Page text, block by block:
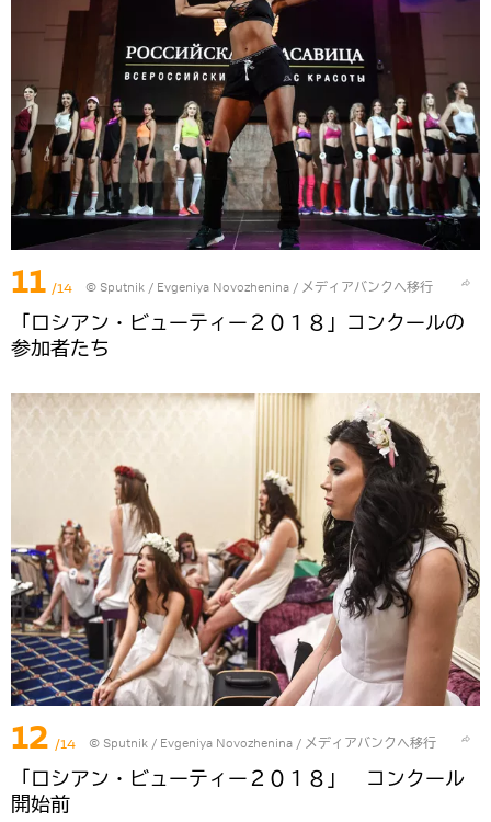
11 /14 © Sputnik / Evgeniya Novozhenina / メディアバンクへ移行
「ロシアン・ビューティー２０１８」コンクールの
参加者たち
12 /14 © Sputnik / Evgeniya Novozhenina / メディアバンクへ移行
「ロシアン・ビューティー２０１８」 コンクール
開始前